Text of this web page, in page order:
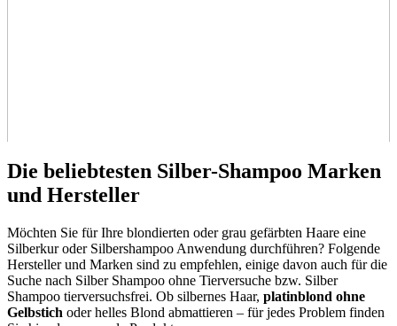
Die beliebtesten Silber-Shampoo Marken
und Hersteller
Möchten Sie für Ihre blondierten oder grau gefärbten Haare eine
Silberkur oder Silbershampoo Anwendung durchführen? Folgende
Hersteller und Marken sind zu empfehlen, einige davon auch für die
Suche nach Silber Shampoo ohne Tierversuche bzw. Silber
Shampoo tierversuchsfrei. Ob silbernes Haar, platinblond ohne
Gelbstich oder helles Blond abmattieren – für jedes Problem finden